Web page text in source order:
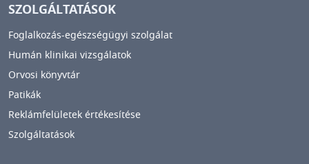
SZOLGÁLTATÁSOK
Foglalkozás-egészségügyi szolgálat
Humán klinikai vizsgálatok
Orvosi könyvtár
Patikák
Reklámfelületek értékesítése
Szolgáltatások